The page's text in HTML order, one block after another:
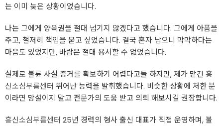
는 이미 늦은 상황이었습니다.
나는 그에게 양육권을 절대 넘기지 않겠다고 했습니다. 그에게 아픔을
주고, 철저히 책임을 묻고 싶었습니다. 결국 혼자 남으니 막막하다는
마음도 있었지만, 바람은 절대 용서할 수 없었습니다.
실제로 불륜 사실 증거를 확보하기 어렵다고들 하지만, 제가 맡긴 흥
신소심부름센터 뛰어난 능력을 발휘했습니다. 비슷한 상황에 처한 분
이라면 망설이지 말고 전문가의 도움 받고 의뢰 해보시길 권장합니다.
흥신소심부름센터 25년 경력의 형사 출신 대표가 직접 운영하며, 불